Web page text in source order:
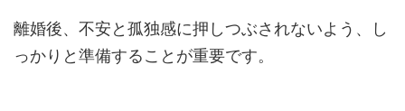
離婚後、不安と孤独感に押しつぶされないよう、し
っかりと準備することが重要です。